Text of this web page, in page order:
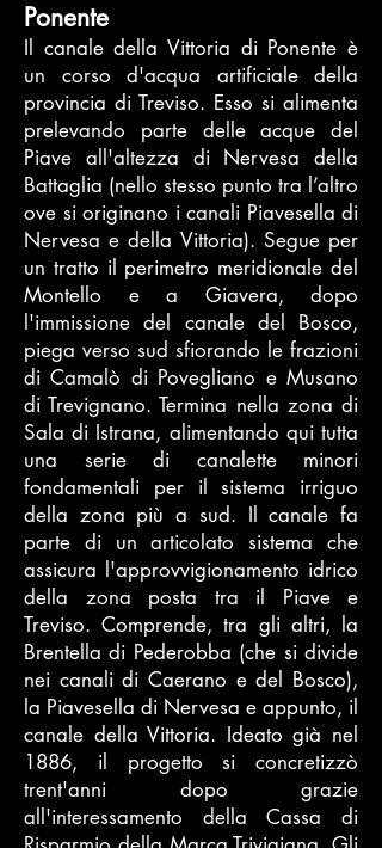
Ponente
Il canale della Vittoria di Ponente è
un corso d'acqua artificiale della
provincia di Treviso. Esso si alimenta
prelevando parte delle acque del
Piave all'altezza di Nervesa della
Battaglia (nello stesso punto tra l’altro
ove si originano i canali Piavesella di
Nervesa e della Vittoria). Segue per
un tratto il perimetro meridionale del
Montello e a Giavera, dopo
l'immissione del canale del Bosco,
piega verso sud sfiorando le frazioni
di Camalò di Povegliano e Musano
di Trevignano. Termina nella zona di
Sala di Istrana, alimentando qui tutta
una serie di canalette minori
fondamentali per il sistema irriguo
della zona più a sud. Il canale fa
parte di un articolato sistema che
assicura l'approvvigionamento idrico
della zona posta tra il Piave e
Treviso. Comprende, tra gli altri, la
Brentella di Pederobba (che si divide
nei canali di Caerano e del Bosco),
la Piavesella di Nervesa e appunto, il
canale della Vittoria. Ideato già nel
1886, il progetto si concretizzò
trent'anni dopo grazie
all'interessamento della Cassa di